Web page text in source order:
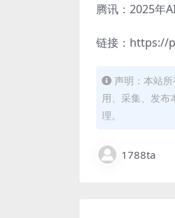
腾讯：2025年
链接：https://
声明：本站
用、采集、发布
理。
1788ta